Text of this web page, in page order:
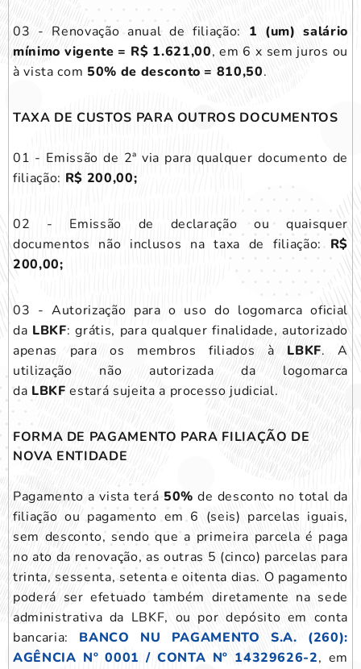
03 - Renovação anual de filiação: 1 (um) salário
mínimo vigente = R$ 1.621,00, em 6 x sem juros ou
à vista com 50% de desconto = 810,50.
TAXA DE CUSTOS PARA OUTROS DOCUMENTOS
01 - Emissão de 2ª via para qualquer documento de
filiação: R$ 200,00;
02 - Emissão de declaração ou quaisquer
documentos não inclusos na taxa de filiação: R$
200,00;
03 - Autorização para o uso do logomarca oficial
da LBKF: grátis, para qualquer finalidade, autorizado
apenas para os membros filiados à LBKF. A
utilização não autorizada da logomarca
da LBKF estará sujeita a processo judicial.
FORMA DE PAGAMENTO PARA FILIAÇÃO DE
NOVA ENTIDADE
Pagamento a vista terá 50% de desconto no total da
filiação ou pagamento em 6 (seis) parcelas iguais,
sem desconto, sendo que a primeira parcela é paga
no ato da renovação, as outras 5 (cinco) parcelas para
trinta, sessenta, setenta e oitenta dias. O pagamento
poderá ser efetuado também diretamente na sede
administrativa da LBKF, ou por depósito em conta
bancaria: BANCO NU PAGAMENTO S.A. (260):
AGÊNCIA Nº 0001 / CONTA Nº 14329626-2, em